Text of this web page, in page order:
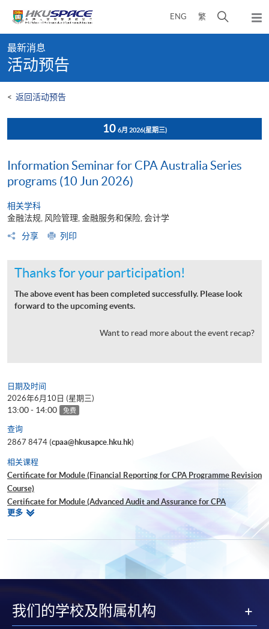
content
ENG 繁
开
弹
出
content
start
最新消息
活动预告
< 返回活动预告
10 6月 2026(星期三)
Information Seminar for CPA Australia Series
programs (10 Jun 2026)
相关学科
金融法规, 风险管理, 金融服务和保险, 会计学
分享
列印
Thanks for your participation!
The above event has been completed successfully. Please look
forward to the upcoming events.
Want to read more about the event recap?
日期及时间
2026年6月10日 (星期三)
13:00 - 14:00 免费
查询
2867 8474 (cpaa@hkusapce.hku.hk)
相关课程
Certificate for Module (Financial Reporting for CPA Programme Revision
Course)
Certificate for Module (Advanced Audit and Assurance for CPA
Programme Revision Course)
Certificate for Module (Global Strategy and Leadership for CPA
Programme Revision Course)
Certificate for Module (Financial Risk Management for CPA Programme
Certificate for Module (Strategic Management Accounting for CPA
Certificate for Module (Ethics and Governance for CPA Programme
Revision Course)
更多相
我们的学校及附属机构